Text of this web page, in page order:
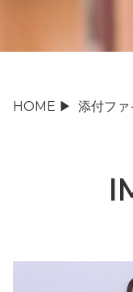
HOME ▶ 添付ファ